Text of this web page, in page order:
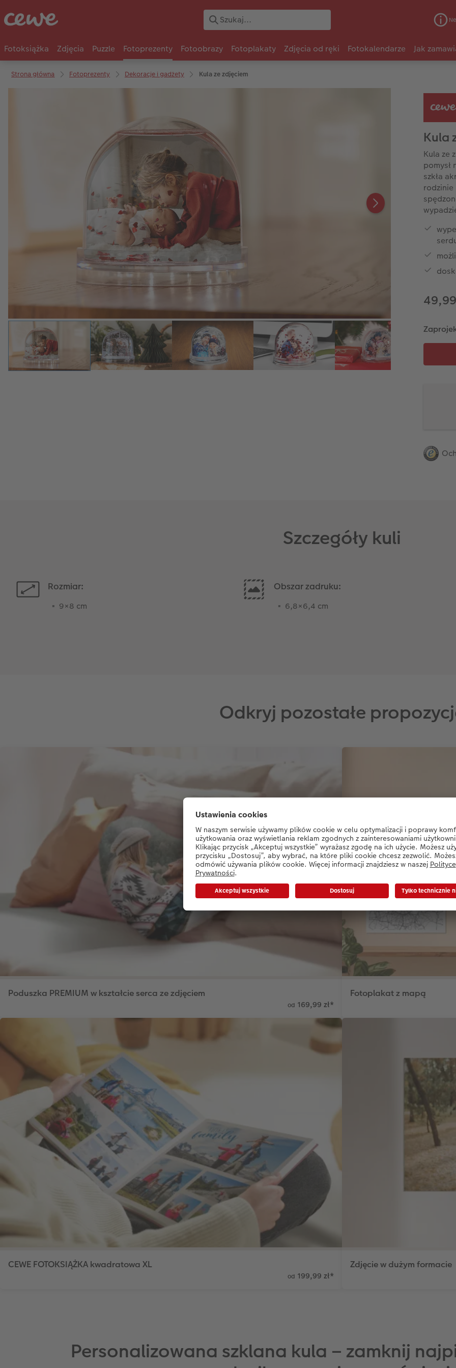
Fotoksiążka Zdjęcia Puzzle Fotoprezenty Fotoobrazy Fotoplakaty Zdjęcia od ręki Fotokalendarze Jak
Strona główna Fotoprezenty Dekoracje i gadżety Kula ze zdjęciem
Kula
Kula ze
pomysł
szkła
rodzinie
Szczegóły kuli
Rozmiar:
9×8 cm
Obszar zadruku:
6,8×6,4 cm
Odkryj pozostałe
Poduszka PREMIUM w kształcie serca ze zdjęciem
od 169,99 zł*
Fotoplakat z mapą
CEWE FOTOKSIĄŻKA kwadratowa XL
od 199,99 zł*
Zdjęcie w dużym formacie
Personalizowana szklana kula – zamknij